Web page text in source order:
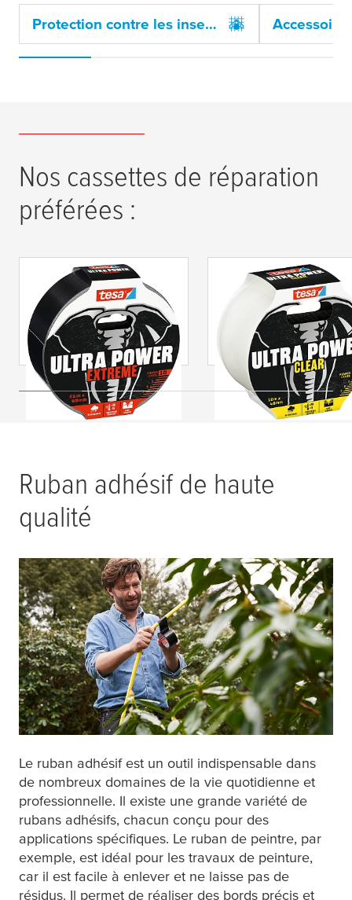
Protection contre les insectes
Nos cassettes de réparation
préférées :
tesa
® Ruban de
réparation Ultra Power
Extrême
tesa
® Ruban de
réparation Ultra
Ruban adhésif de haute
qualité
Le ruban adhésif est un outil indispensable dans
de nombreux domaines de la vie quotidienne et
professionnelle. Il existe une grande variété de
rubans adhésifs, chacun conçu pour des
applications spécifiques. Le ruban de peintre, par
exemple, est idéal pour les travaux de peinture,
car il est facile à enlever et ne laisse pas de
résidus. Il permet de réaliser des bords précis et